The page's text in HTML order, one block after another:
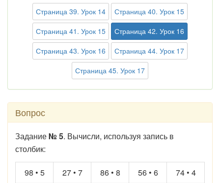
Страница 39. Урок 14
Страница 40. Урок 15
Страница 41. Урок 15
Страница 42. Урок 16
Страница 43. Урок 16
Страница 44. Урок 17
Страница 45. Урок 17
Вопрос
Задание№ 5. Вычисли, используя запись в
столбик:
98 • 5 27 • 7 86 • 8 56 • 6 74 • 4